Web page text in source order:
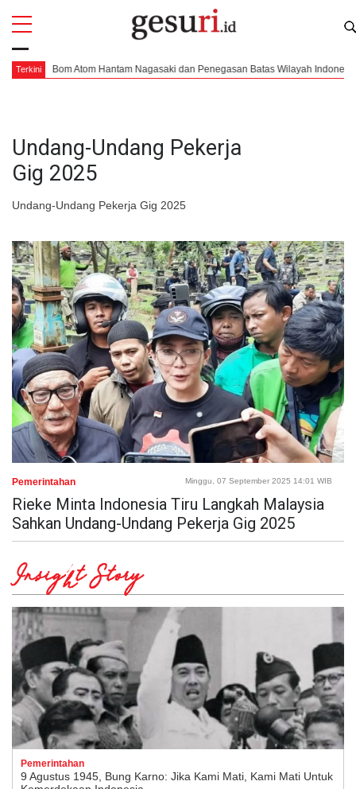
Terkini
Bom Atom Hantam Nagasaki dan Penegasan Batas Wilayah Indonesia
Undang-Undang Pekerja
Gig 2025
Undang-Undang Pekerja Gig 2025
All
Pemerintahan Minggu, 07 September 2025 14:01 WIB
Rieke Minta Indonesia Tiru Langkah Malaysia
Sahkan Undang-Undang Pekerja Gig 2025
Insight Story
Pemerintahan
9 Agustus 1945, Bung Karno: Jika Kami Mati, Kami Mati Untuk